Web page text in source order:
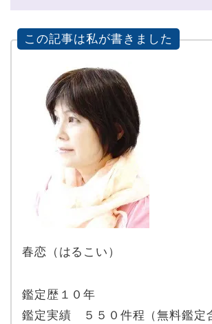
この記事は私が書きました
春恋（はるこい）
鑑定歴１０年
鑑定実績 ５５０件程（無料鑑定